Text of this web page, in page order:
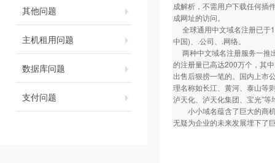
其他问题
主机租用问题
数据库问题
支付问题
成解析，不需用户下载任何插
成网址的访问。
全球通用中文域名注册已于
中国)、.公司、.网络。
两种中文域名注册服务一推
的注册量已高达200万个，其
出售后狠捞一笔的。国内上市
理名称如长江、黄河、泰山等
泸天化、泸天化集团、宝光”
小小域名蕴含了巨大的商机
无疑为企业的未来发展埋下了